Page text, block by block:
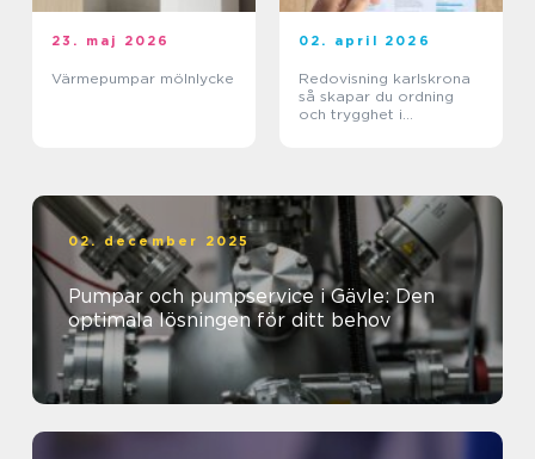
23. maj 2026
Värmepumpar mölnlycke
02. april 2026
Redovisning karlskrona
så skapar du ordning
och trygghet i
02. december 2025
Pumpar och pumpservice i Gävle: Den
optimala lösningen för ditt behov